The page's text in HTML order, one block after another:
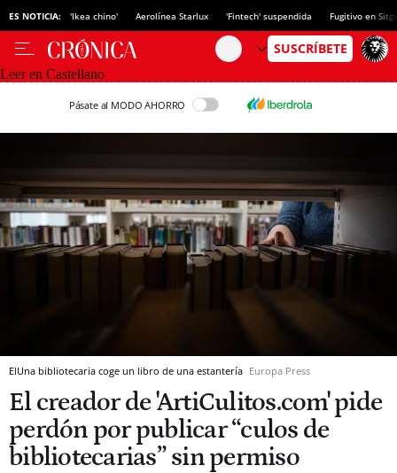
ES NOTICIA: 'Ikea chino' Aerolínea Starlux 'Fintech' suspendida Fugitivo en
Leer en Castellano
Pásate al MODO AHORRO
ElUna bibliotecaria coge un libro de una estantería Europa Press
El creador de 'ArtiCulitos.com' pide
perdón por publicar “culos de
bibliotecarias” sin permiso